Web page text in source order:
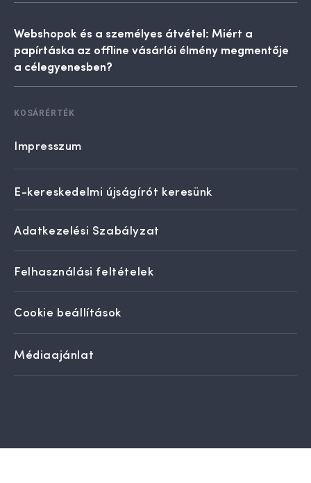
Webshopok és a személyes átvétel: Miért a
papírtáska az offline vásárlói élmény megmentője
a célegyenesben?
KOSÁRÉRTÉK
Impresszum
E-kereskedelmi újságírót keresünk
Adatkezelési Szabályzat
Felhasználási feltételek
Cookie beállítások
Médiaajánlat